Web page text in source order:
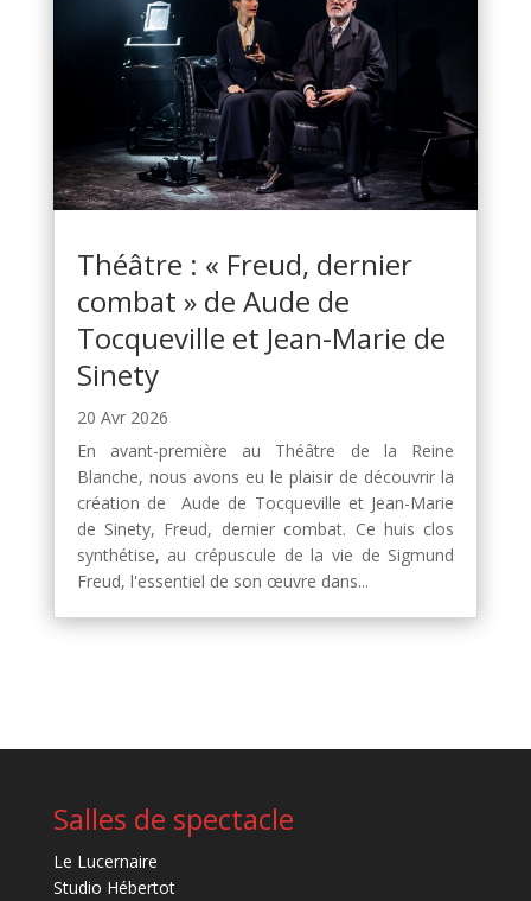
Théâtre : « Freud, dernier
combat » de Aude de
Tocqueville et Jean-Marie de
Sinety
20 Avr 2026
En avant-première au Théâtre de la Reine
Blanche, nous avons eu le plaisir de découvrir la
création de Aude de Tocqueville et Jean-Marie
de Sinety, Freud, dernier combat. Ce huis clos
synthétise, au crépuscule de la vie de Sigmund
Freud, l'essentiel de son œuvre dans...
Salles de spectacle
Le Lucernaire
Studio Hébertot